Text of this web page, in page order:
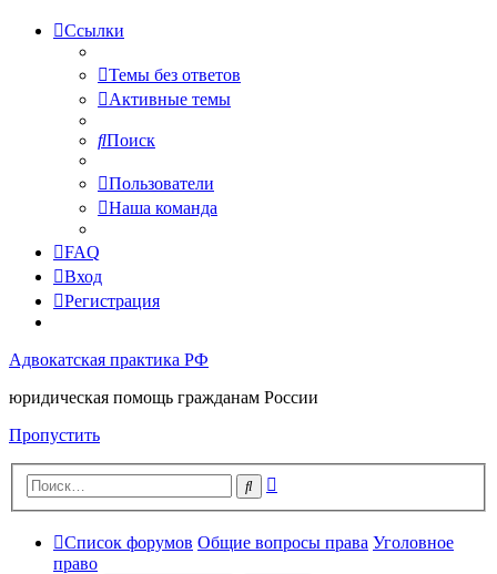
Ссылки
Темы без ответов
Активные темы
Поиск
Пользователи
Наша команда
FAQ
Вход
Регистрация
Адвокатская практика РФ
юридическая помощь гражданам России
Пропустить
Поиск
Список форумов Общие вопросы права Уголовное
право